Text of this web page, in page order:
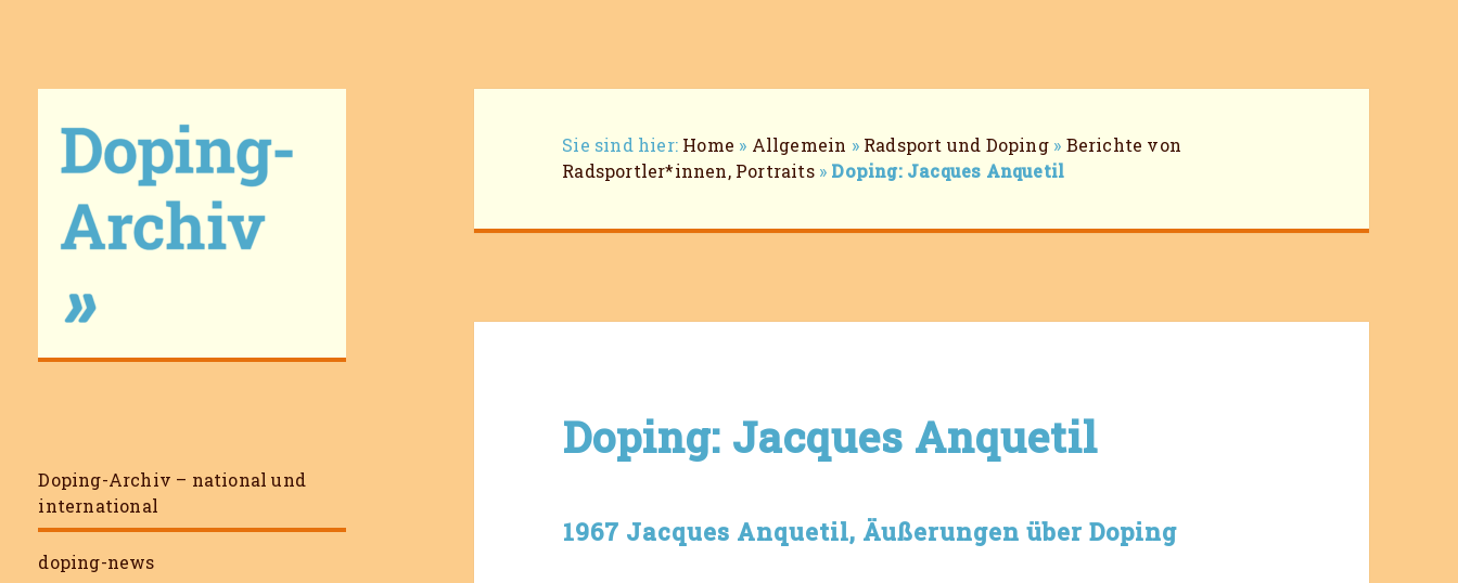
Doping-Archiv – national und
international
doping-news
Breadcrumb-
Navigation
Sie sind hier: Home » Allgemein » Radsport und Doping» Berichte von
Radsportler*innen, Portraits» Doping: Jacques Anquetil
Doping: Jacques Anquetil
1967 Jacques Anquetil, Äußerungen über Doping